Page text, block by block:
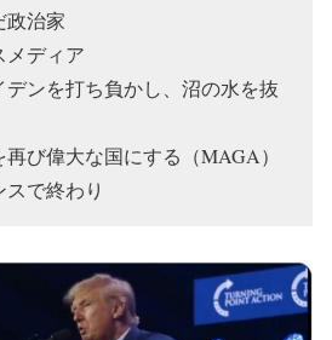
政治家
メディア
ンを打ち負かし、沼の水を抜
び偉大な国にする（MAGA）
で終わり